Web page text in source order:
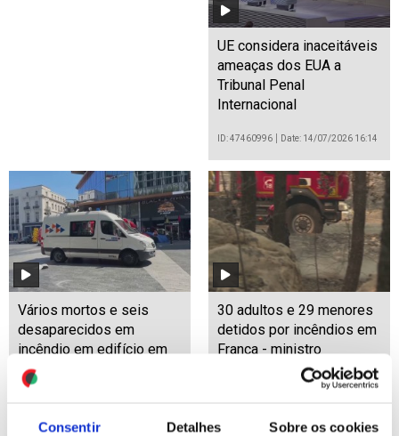
Consentir Detalhes Sobre os cookies
UE considera inaceitáveis
ameaças dos EUA a
Tribunal Penal
Internacional
ID: 47460996 Date: 14/07/2026 16:14
Vários mortos e seis
desaparecidos em
incêndio em edifício em
obras em Bruxelas
30 adultos e 29 menores
detidos por incêndios em
França - ministro